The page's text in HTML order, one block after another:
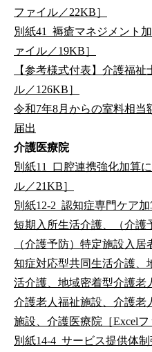
ファイル／22KB］
別紙41_褥瘡マネジメント
ァイル／19KB］
【参考様式付表】介護福
ル／126KB］
令和7年8月からの室料相当
届出
介護医療院
別紙11_口腔連携強化加算
ル／21KB］
別紙12-2_認知症専門ケア
短期入所生活介護、（介護
（介護予防）特定施設入
知症対応型共同生活介護、
活介護、地域密着型介護老
介護老人福祉施設、介護老
施設、介護医療院［Excelフ
別紙14-4_サービス提供体